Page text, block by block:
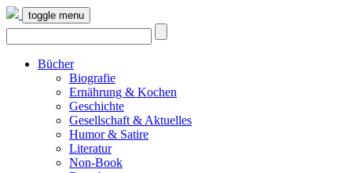
toggle menu
Bücher
Biografie
Ernährung & Kochen
Geschichte
Gesellschaft & Aktuelles
Humor & Satire
Literatur
Non-Book